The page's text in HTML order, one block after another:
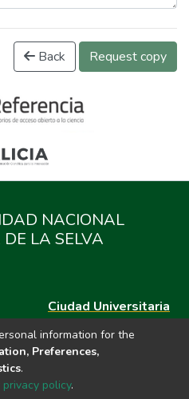
Back Request copy
NACIONAL
LA SELVA
Ciudad Universitaria
km. 1.21 Tingo María, Huánuco
Datos del contacto
repositorio@unas.edu.pe
https://portalweb.unas.edu.pe/
information for the
Preferences,
.
privacy policy.